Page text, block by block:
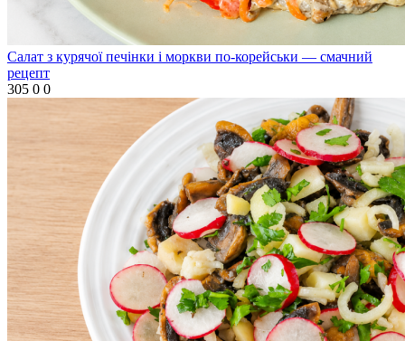
Салат з курячої печінки і моркви по-корейськи — смачний
рецепт
305 0 0